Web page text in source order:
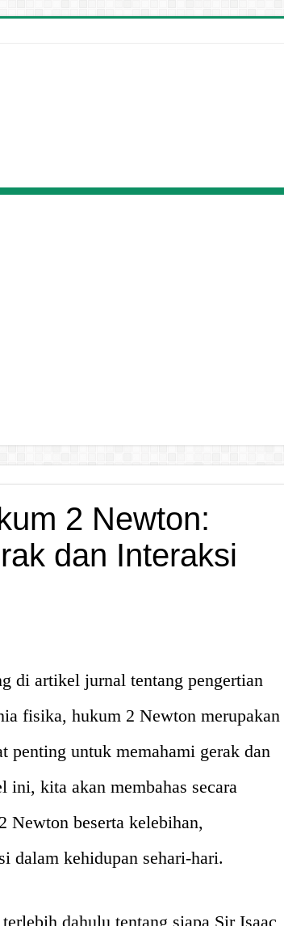
2 Newton:
dan Interaksi
di artikel jurnal tentang pengertian
fisika, hukum 2 Newton merupakan
penting untuk memahami gerak dan
ini, kita akan membahas secara
Newton beserta kelebihan,
dalam kehidupan sehari-hari.
dahulu tentang siapa Sir Isaac